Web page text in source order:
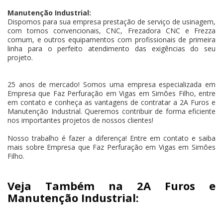
Manutenção Industrial:
Dispomos para sua empresa prestação de serviço de usinagem,
com tornos convencionais, CNC, Frezadora CNC e Frezza
comum, e outros equipamentos com profissionais de primeira
linha para o perfeito atendimento das exigências do seu
projeto.
25 anos de mercado! Somos uma empresa especializada em
Empresa que Faz Perfuração em Vigas em Simões Filho, entre
em contato e conheça as vantagens de contratar a 2A Furos e
Manutenção Industrial. Queremos contribuir de forma eficiente
nos importantes projetos de nossos clientes!
Nosso trabalho é fazer a diferença! Entre em contato e saiba
mais sobre Empresa que Faz Perfuração em Vigas em Simões
Filho.
Veja Também na 2A Furos e
Manutenção Industrial: